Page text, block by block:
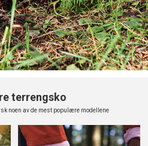
terrengsko
noen av de mest populære modellene